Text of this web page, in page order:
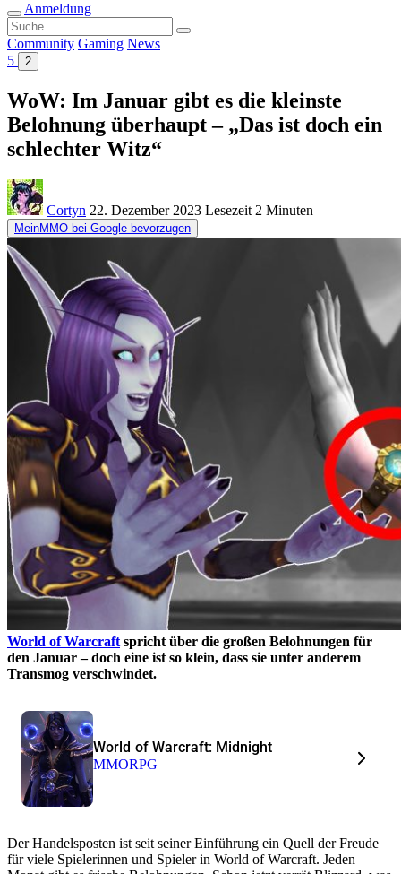
Anmeldung
Suche
nach:
Community Gaming News
5
2
WoW: Im Januar gibt es die kleinste
Belohnung überhaupt – „Das ist doch ein
schlechter Witz“
Cortyn 22. Dezember 2023 Lesezeit 2 Minuten
MeinMMO bei Google bevorzugen
World of Warcraft spricht über die großen Belohnungen für
den Januar – doch eine ist so klein, dass sie unter anderem
Transmog verschwindet.
World of Warcraft: Midnight
MMORPG
Der Handelsposten ist seit seiner Einführung ein Quell der Freude
für viele Spielerinnen und Spieler in World of Warcraft. Jeden